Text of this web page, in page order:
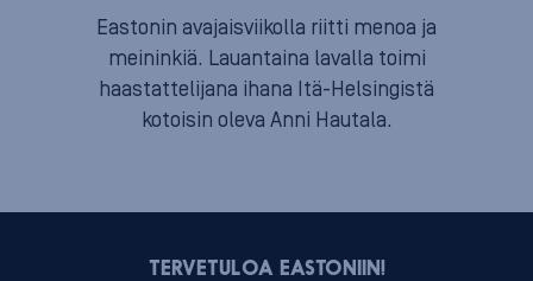
Eastonin avajaisviikolla riitti menoa ja
meininkiä. Lauantaina lavalla toimi
haastattelijana ihana Itä-Helsingistä
kotoisin oleva Anni Hautala.
TERVETULOA EASTONIIN!